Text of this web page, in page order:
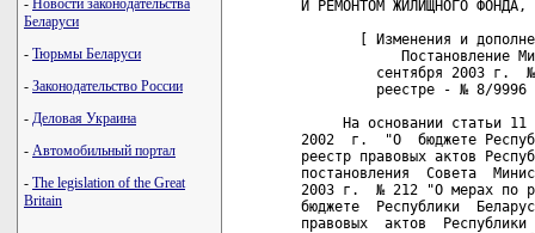
- Новости законодательства
Беларуси
- Тюрьмы Беларуси
- Законодательство России
- Деловая Украина
- Автомобильный портал
- The legislation of the Great
Britain
И РЕМОНТОМ ЖИЛИЩНОГО
[ Изменения и
Постановление
сентября 2003 г.
реестре - № 8/9996
На основании статьи 11
2002  г.  "О  бюджете
реестр правовых актов
постановления  Совета
2003 г.  № 212 "О мерах по
бюджете  Республики
правовых  актов